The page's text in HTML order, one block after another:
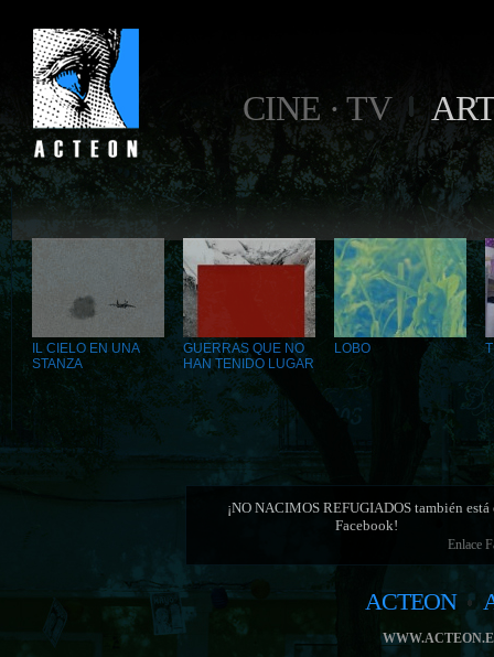
CINE · TV
IL CIELO EN UNA
STANZA
GUERRAS QUE NO
HAN TENIDO LUGAR
LOBO
¡NO NACIMOS REFUGIADOS también está
Facebook!
Enlace
ACTEON